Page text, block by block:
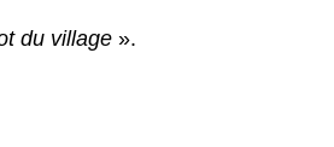
du village ».